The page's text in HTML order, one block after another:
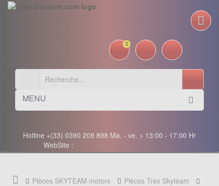
0
MENU
Hotline +(33) 0390 208 898 Ma. - ve. > 13:00 - 17:00 Hr
WebSite :
Pièces SKYTEAM motors
Pièces Trex Skyteam